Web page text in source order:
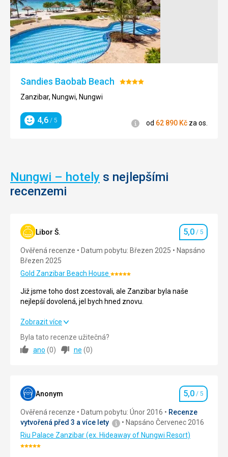
Sandies Baobab Beach Hodnocení:
Zanzibar, Nungwi, Nungwi
Hodnocení
4,6 / 5 Informace
od 62 890 Kč za os.
Nungwi – hotely s nejlepšími
recenzemi
Libor Š. Hodnocení
5,0 / 5
Ověřená recenze Datum pobytu: Březen 2025
Napsáno
Březen 2025
Gold Zanzibar Beach HouseHodnocení:
5/5
Již jsme toho dost zcestovali, ale Zanzibar byla naše
nejlepší dovolená, jel bych hned znovu.
Již jsme toho dost zcestovali, ale Zanzibar byla naše
nejlepší dovolená, jel bych hned znovu.
Strava
Okolí 5,0/ 5
Služby 5,0
Cena 5,0
Zobrazit více
Byla tato recenze užitečná?
ano (0) ne (0)
Anonym Hodnocení
5,0 / 5
Ověřená recenze Datum pobytu: Únor 2016
Recenze
vytvořená před 3 a více lety
Napsáno Červenec 2016
Riu Palace Zanzibar (ex. Hideaway of Nungwi Resort)
Hodnocení: